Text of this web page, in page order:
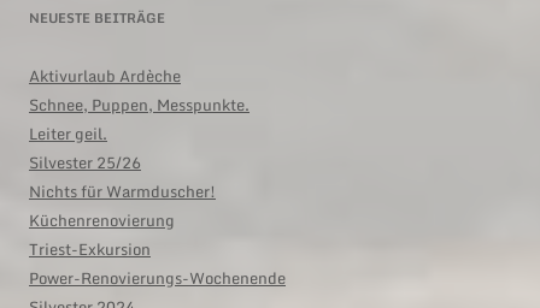
NEUESTE BEITRÄGE
Aktivurlaub Ardèche
Schnee, Puppen, Messpunkte.
Leiter geil.
Silvester 25/26
Nichts für Warmduscher!
Küchenrenovierung
Triest-Exkursion
Power-Renovierungs-Wochenende